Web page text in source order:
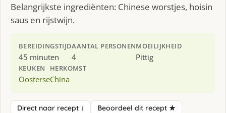
Belangrijkste ingrediënten: Chinese worstjes, hoisin
saus en rijstwijn.
BEREIDINGSTIJD
45 minuten
AANTAL PERSONEN
4
MOEILIJKHEID
Pittig
KEUKEN
Oosterse
HERKOMST
China
Direct naar recept ↓ Beoordeel dit recept ★